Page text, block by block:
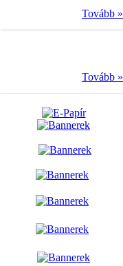
Tovább »
Tovább »